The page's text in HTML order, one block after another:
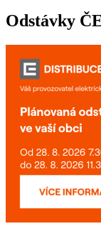
Odstávky